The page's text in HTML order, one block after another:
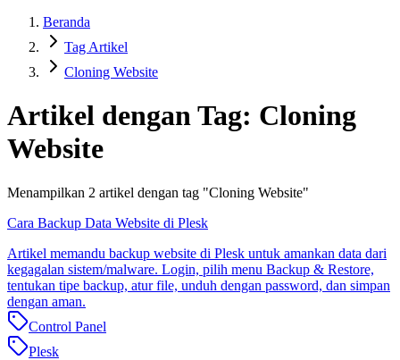
Beranda
Tag Artikel
Cloning Website
Artikel dengan Tag: Cloning
Website
Menampilkan 2 artikel dengan tag "Cloning Website"
Cara Backup Data Website di Plesk
Artikel memandu backup website di Plesk untuk amankan data dari
kegagalan sistem/malware. Login, pilih menu Backup & Restore,
tentukan tipe backup, atur file, unduh dengan password, dan simpan
dengan aman.
Control Panel
Plesk